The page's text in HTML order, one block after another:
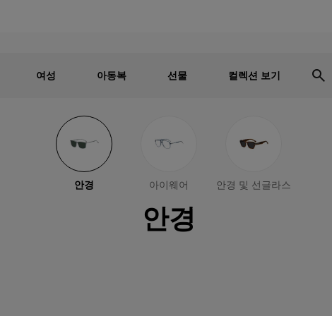
여성 아동복 선물 컬렉션 보기
안경 아이웨어 안경 및 선글라스
안경